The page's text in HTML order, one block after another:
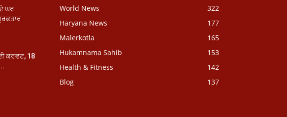
ਘਰ
ਕਰਵਟ, 18
World News
322
Haryana News
177
Malerkotla
165
Hukamnama Sahib
153
Health & Fitness
142
Blog
137